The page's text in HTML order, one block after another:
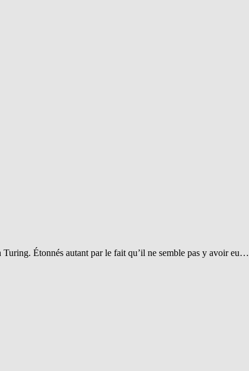
Étonnés autant par le fait qu’il ne semble pas y avoir eu…